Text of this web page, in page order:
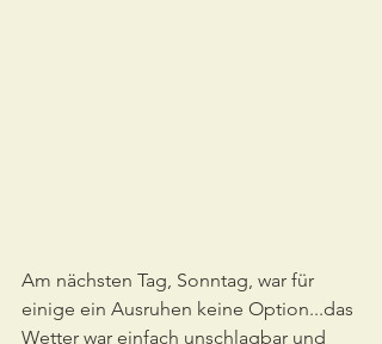
Am nächsten Tag, Sonntag, war für
einige ein Ausruhen keine Option...das
Wetter war einfach unschlagbar und